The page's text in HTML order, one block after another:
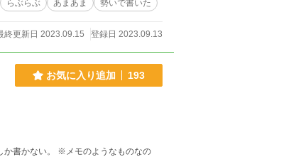
らぶらぶ あまあま 勢いで書いた
終更新日 2023.09.15 登録日 2023.09.13
お気に入り追加 193
ようなものなの